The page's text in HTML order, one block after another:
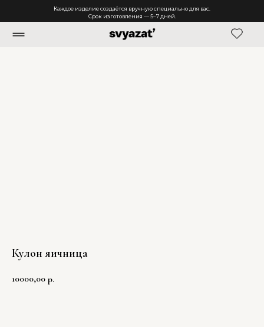
Каждое изделие создаётся вручную специально для вас.
Срок изготовления — 5–7 дней.
Кулон яичница
10000,00 р.